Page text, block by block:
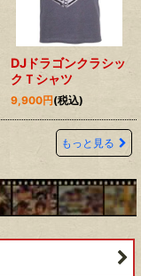
DJドラゴンクラシッ
クＴシャツ
9,900円(税込)
もっと見る